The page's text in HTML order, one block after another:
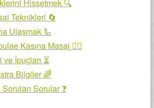
Hissetmek 🔍
Teknikleri 🔄
Ulaşmak 🦾
Kasına Masaj 🧘‍♂️
İpuçları ⏳
Bilgiler 🌈
Sorular ❓